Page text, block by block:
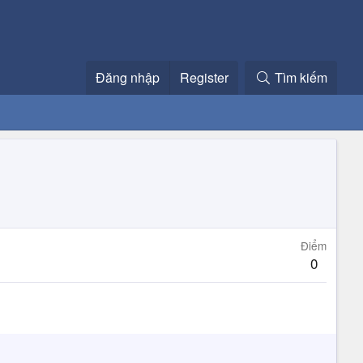
Đăng nhập Register Tìm kiếm
Điểm
0